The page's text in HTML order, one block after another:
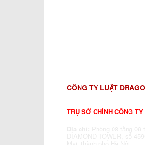
CÔNG TY LUẬT
TRỤ SỞ CHÍNH CÔNG